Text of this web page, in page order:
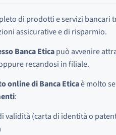
di prodotti e servizi bancari
assicurative e di risparmio.
Banca Eticapuò avvenire
recandosi in filiale.
online di Banca Eticaè molto
:
validità (carta di identità o